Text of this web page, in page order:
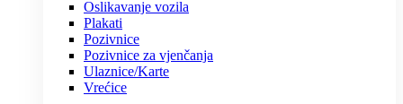
Oslikavanje vozila
Plakati
Pozivnice
Pozivnice za vjenčanja
Ulaznice/Karte
Vrećice